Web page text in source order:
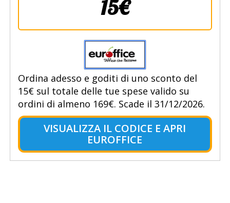
15€
Ordina adesso e goditi di uno sconto del
15€ sul totale delle tue spese valido su
ordini di almeno 169€. Scade il 31/12/2026.
VISUALIZZA IL CODICE E APRI
EUROFFICE